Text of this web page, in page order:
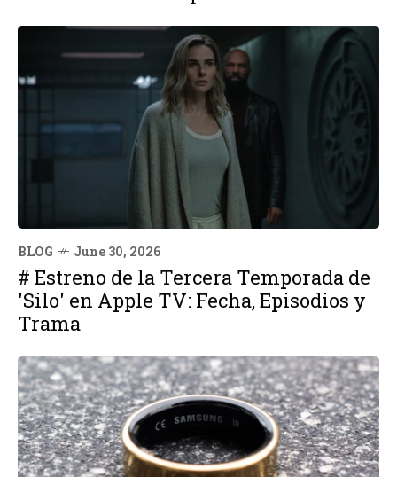
BLOG June 30, 2026
# Estreno de la Tercera Temporada de
'Silo' en Apple TV: Fecha, Episodios y
Trama